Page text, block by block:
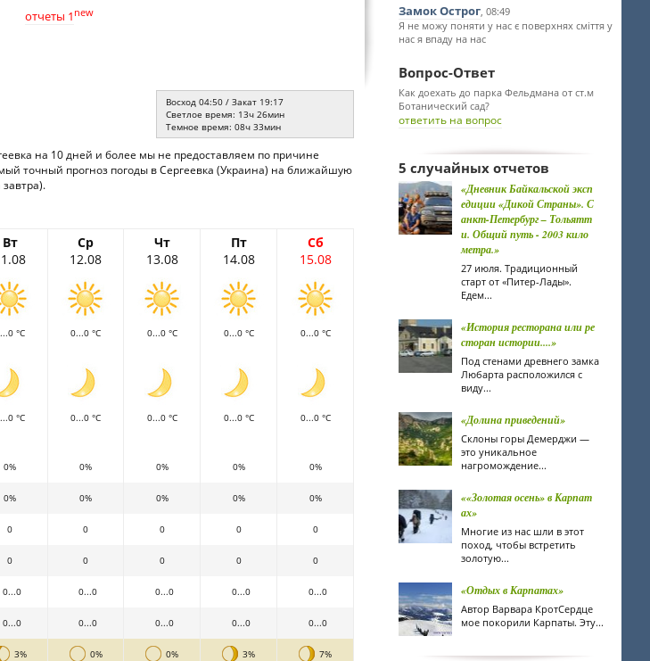
отчеты 1 new
Восход 04:50 / Закат 19:17
Светлое время: 13ч 26мин
Темное время: 08ч 33мин
на 10 дней и более мы не предоставляем по причине
точный прогноз погоды в Сергеевка (Украина) на ближайшую
Вт
Ср
12.08
Чт
13.08
Пт
14.08
Сб
15.08
°C 0...0 °C 0...0 °C 0...0 °C 0...0 °C
°C 0...0 °C 0...0 °C 0...0 °C 0...0 °C
0% 0% 0% 0% 0%
0% 0% 0% 0% 0%
0 0 0 0 0
0 0 0 0 0
0...0 0...0 0...0 0...0 0...0
0...0 0...0 0...0 0...0 0...0
3% 0% 0% 3% 7%
Замок Острог, 08:49
Я не можу поняти у нас є поверхнях сміття у
нас я впаду на нас
Вопрос-Ответ
Как доехать до парка Фельдмана от ст.м
Ботанический сад?
ответить на вопрос
5 случайных отчетов
«Дневник Байкальской эксп
едиции «Дикой Страны». С
анкт-Петербург – Тольятт
и. Общий путь - 2003 кило
метра.»
27 июля. Традиционный
старт от «Питер-Лады».
Едем...
«История ресторана или ре
сторан истории....»
Под стенами древнего замка
Любарта расположился с
виду...
«Долина приведений»
Склоны горы Демерджи —
это уникальное
нагромождение...
««Золотая осень» в Карпат
ах»
Многие из нас шли в этот
поход, чтобы встретить
золотую...
«Отдых в Карпатах»
Автор Варвара КротCердце
мое покорили Карпаты. Эту...